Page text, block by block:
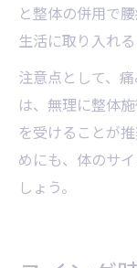
と整体の併用で
生活に取り入れ
注意点として、
は、無理に整体
を受けることが
めにも、体のサ
しょう。